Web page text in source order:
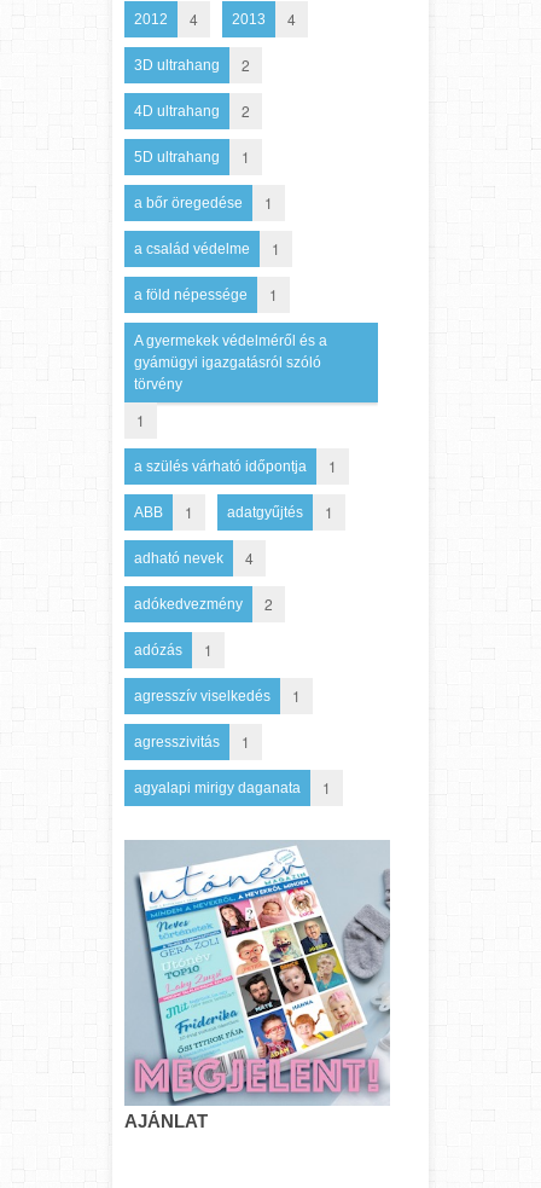
2012 4 2013 4
3D ultrahang 2
4D ultrahang 2
5D ultrahang 1
a bőr öregedése 1
a család védelme 1
a föld népessége 1
A gyermekek védelméről és a
gyámügyi igazgatásról szóló
törvény
1
a szülés várható időpontja 1
ABB 1 adatgyűjtés 1
adható nevek 4
adókedvezmény 2
adózás 1
agresszív viselkedés 1
agresszivitás 1
agyalapi mirigy daganata 1
AJÁNLAT